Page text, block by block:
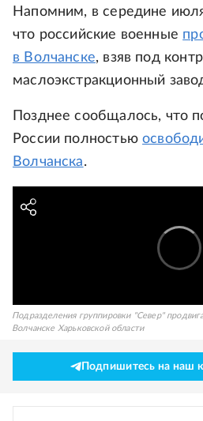
Напомним, в середине
что российские военные
в Волчанске, взяв под
маслоэкстракционный
Позднее сообщалось, что
России полностью
Волчанска.
Подразделения группировки "Север"
Волчанске Харьковской области
Подпишитесь на наш